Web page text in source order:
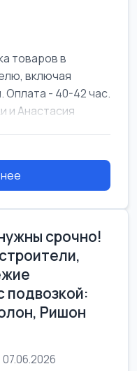
товаров в
включая
Оплата - 40-42 час.
и Анастасия
срочно!
подвозкой:
Ришон